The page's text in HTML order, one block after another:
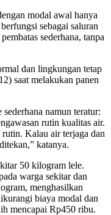
modal awal hanya
sebagai saluran
sederhana, tanpa
dan lingkungan tetap
saat melakukan panen
namun teratur:
rutin kualitas air.
Kalau air terjaga dan
katanya.
50 kilogram lele.
warga sekitar dan
menghasilkan
biaya modal dan
mencapai Rp450 ribu.